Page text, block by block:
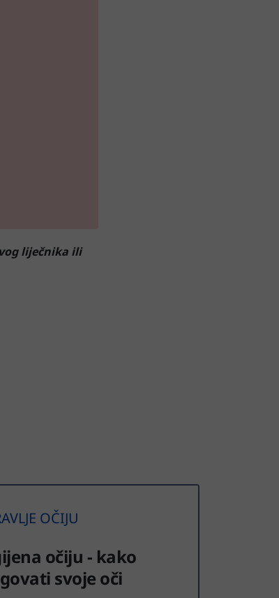
liječnika ili
OČIJU
očiju - kako
svoje oči